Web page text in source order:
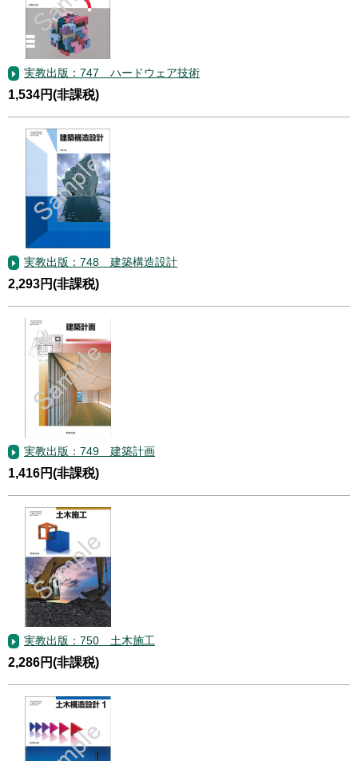
実教出版：747 ハードウェア技術
1,534円(非課税)
実教出版：748 建築構造設計
2,293円(非課税)
実教出版：749 建築計画
1,416円(非課税)
実教出版：750 土木施工
2,286円(非課税)